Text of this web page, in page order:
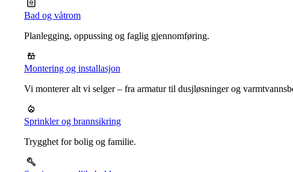
Bad og våtrom
Planlegging, oppussing og faglig gjennomføring.
Montering og installasjon
Vi monterer alt vi selger – fra armatur til dusjløsninger og
Sprinkler og brannsikring
Trygghet for bolig og familie.